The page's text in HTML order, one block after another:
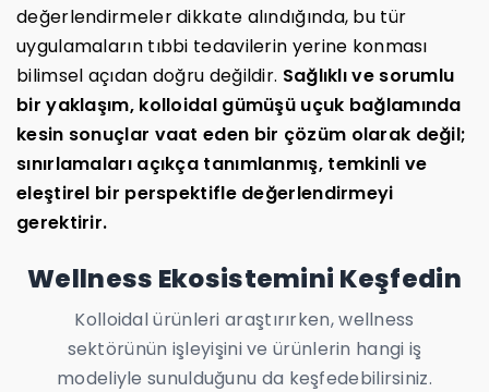
değerlendirmeler dikkate alındığında, bu tür
uygulamaların tıbbi tedavilerin yerine konması
bilimsel açıdan doğru değildir. Sağlıklı ve sorumlu
bir yaklaşım, kolloidal gümüşü uçuk bağlamında
kesin sonuçlar vaat eden bir çözüm olarak değil;
sınırlamaları açıkça tanımlanmış, temkinli ve
eleştirel bir perspektifle değerlendirmeyi
gerektirir.
Wellness Ekosistemini Keşfedin
Kolloidal ürünleri araştırırken, wellness
sektörünün işleyişini ve ürünlerin hangi iş
modeliyle sunulduğunu da keşfedebilirsiniz.